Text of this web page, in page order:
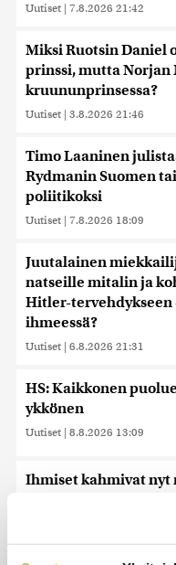
Uutiset | 7.8.2026 21:42
Miksi Ruotsin Daniel
prinssi, mutta
kruununprinsessa?
Uutiset | 3.8.2026 21:46
Timo Laaninen
Rydmanin Suomen
poliitikoksi
Uutiset | 7.8.2026 18:09
Juutalainen
natseille mitalin ja
Hitler-tervehdykseen
ihmeessä?
Uutiset | 6.8.2026 21:31
HS: Kaikkonen
ykkönen
Uutiset | 8.8.2026 13:09
Ihmiset kahmivat